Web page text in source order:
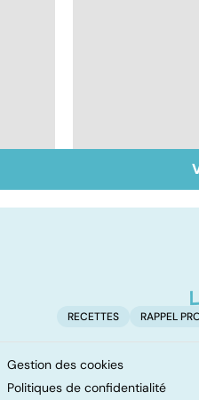
Covid-19 :
sur la
RECETTES RAPPEL
Gestion des cookies
Politiques de confidentialité